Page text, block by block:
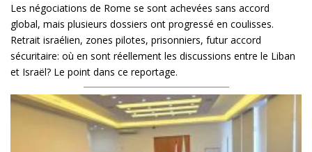
Les négociations de Rome se sont achevées sans accord
global, mais plusieurs dossiers ont progressé en coulisses.
Retrait israélien, zones pilotes, prisonniers, futur accord
sécuritaire: où en sont réellement les discussions entre le Liban
et Israël? Le point dans ce reportage.